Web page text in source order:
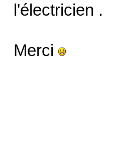
l'électricien .
Merci